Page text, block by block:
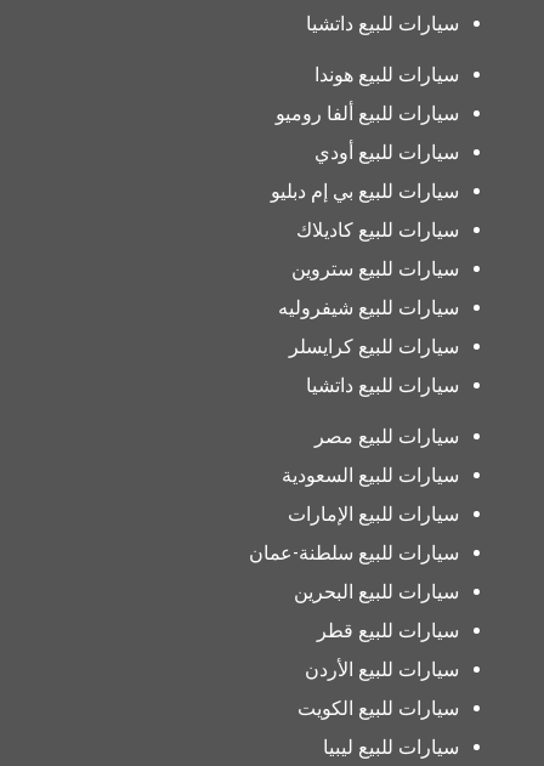
سيارات للبيع داتشيا
سيارات للبيع هوندا
سيارات للبيع ألفا روميو
سيارات للبيع أودي
سيارات للبيع بي إم دبليو
سيارات للبيع كاديلاك
سيارات للبيع ستروين
سيارات للبيع شيفروليه
سيارات للبيع كرايسلر
سيارات للبيع داتشيا
سيارات للبيع مصر
سيارات للبيع السعودية
سيارات للبيع الإمارات
سيارات للبيع سلطنة-عمان
سيارات للبيع البحرين
سيارات للبيع قطر
سيارات للبيع الأردن
سيارات للبيع الكويت
سيارات للبيع ليبيا